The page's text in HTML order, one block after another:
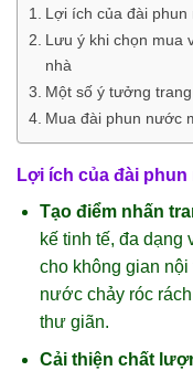
Lợi ích của đài
Lưu ý khi chọn mua
nhà
Một số ý tưởng
Mua đài phun nước
Lợi ích của đài
Tạo điểm nhấn
kế tinh tế, đa dạng
cho không gian nội
nước chảy róc
thư giãn.
Cải thiện chất